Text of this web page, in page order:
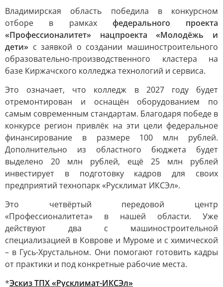
Владимирская область победила в конкурсном
отборе в рамках федерального проекта
«Профессионалитет» нацпроекта «Молодёжь и
дети» с заявкой о создании машиностроительного
образовательно-производственного кластера на
базе Киржачского колледжа технологий и сервиса.
Это означает, что колледж в 2027 году будет
отремонтирован и оснащён оборудованием по
самым современным стандартам. Благодаря победе в
конкурсе регион привлёк на эти цели федеральное
финансирование в размере 100 млн рублей.
Дополнительно из областного бюджета будет
выделено 20 млн рублей, ещё 25 млн рублей
инвестирует в подготовку кадров для своих
предприятий технопарк «Русклимат ИКСЭл».
Это четвёртый передовой центр
«Профессионалитета» в нашей области. Уже
действуют два с машиностроительной
специализацией в Коврове и Муроме и с химической
– в Гусь-Хрустальном. Они помогают готовить кадры
от практики и под конкретные рабочие места.
*Эскиз ТПХ «Русклимат-ИКСЭл»